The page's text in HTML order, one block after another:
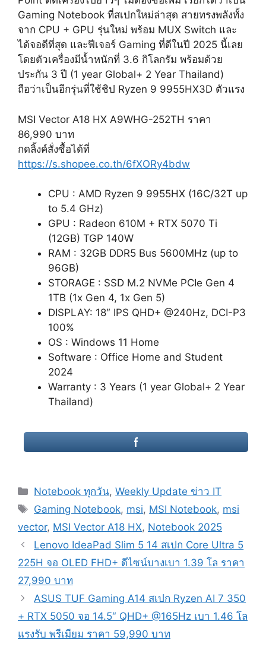
Gaming Notebook ที่สเปกใหม่ล่าสุด สายทรงพลังทั้ง
จาก CPU + GPU รุ่นใหม่ พร้อม MUX Switch และ
ได้จอดีที่สุด และฟีเจอร์ Gaming ที่ดีในปี 2025 นี้เลย
โดยตัวเครื่องมีน้ำหนักที่ 3.6 กิโลกรัม พร้อมด้วย
ประกัน 3 ปี (1 year Global+ 2 Year Thailand)
ถือว่าเป็นอีกรุ่นที่ใช้ชิป Ryzen 9 9955HX3D ตัวแรง
MSI Vector A18 HX A9WHG-252TH ราคา
86,990 บาท
กดลิ้งค์สั่งซื้อได้ที่
https://s.shopee.co.th/6fXORy4bdw
CPU : AMD Ryzen 9 9955HX (16C/32T up
to 5.4 GHz)
GPU : Radeon 610M + RTX 5070 Ti
(12GB) TGP 140W
RAM : 32GB DDR5 Bus 5600MHz (up to
96GB)
STORAGE : SSD M.2 NVMe PCIe Gen 4
1TB (1x Gen 4, 1x Gen 5)
DISPLAY: 18″ IPS QHD+ @240Hz, DCI-P3
100%
OS : Windows 11 Home
Software : Office Home and Student
2024
Warranty : 3 Years (1 year Global+ 2 Year
Thailand)
Categories
Notebook ทุกวัน,Weekly Update ข่าว IT
Tags
Gaming Notebook, msi, MSI Notebook, msi
vector, MSI Vector A18 HX, Notebook 2025
Post
navigation
Lenovo IdeaPad Slim 5 14 สเปก Core Ultra 5
225H จอ OLED FHD+ ดีไซน์บางเบา 1.39 โล ราคา
27,990 บาท
ASUS TUF Gaming A14 สเปก Ryzen AI 7 350
+ RTX 5050 จอ 14.5″ QHD+ @165Hz เบา 1.46 โล
แรงรับ พรีเมียม ราคา 59,990 บาท